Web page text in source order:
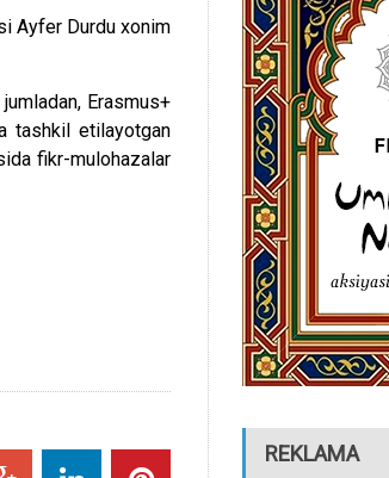
Ayfer Durdu xonim
Erasmus+
tashkil etilayotgan
fikr-mulohazalar
REKLAMA